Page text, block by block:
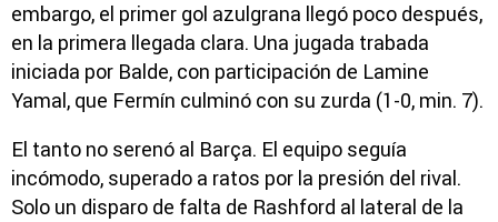
embargo, el primer gol azulgrana llegó poco después,
en la primera llegada clara. Una jugada trabada
iniciada por Balde, con participación de Lamine
Yamal, que Fermín culminó con su zurda (1-0, min. 7).
El tanto no serenó al Barça. El equipo seguía
incómodo, superado a ratos por la presión del rival.
Solo un disparo de falta de Rashford al lateral de la